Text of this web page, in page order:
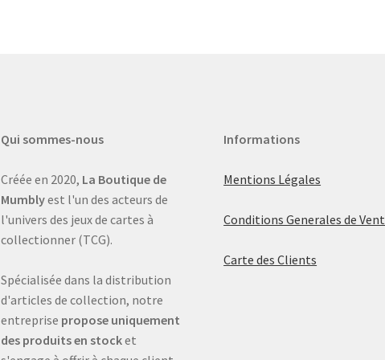
Qui sommes-nous
Créée en 2020, La Boutique de
Mumblyest l'un des acteurs de
l'univers des jeux de cartes à
collectionner (TCG).
Spécialisée dans la distribution
d'articles de collection, notre
entreprise propose uniquement
des produits en stocket
Informations
Mentions Légales
Conditions Generales de
Carte des Clients